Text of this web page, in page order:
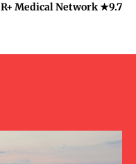
R+ Medical Network ★9.7